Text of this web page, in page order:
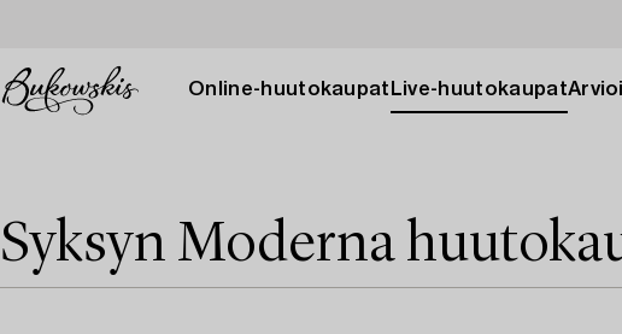
Online-huutokaupat Live-huutokaupat
Syksyn Moderna